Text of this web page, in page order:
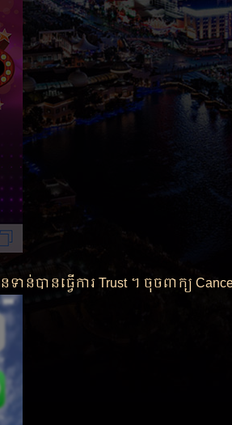
ទាន់បានធ្វើការ Trust ។ ចុចពាក្យ